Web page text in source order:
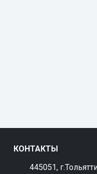
КОНТАКТЫ
445051,